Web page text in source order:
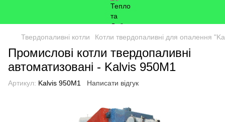
Твердопаливні котли Котли твердопаливні для опалення
Промислові котли твердопаливні
автоматизовані - Kalvis 950M1
Артикул: Kalvis 950M1 Написати відгук